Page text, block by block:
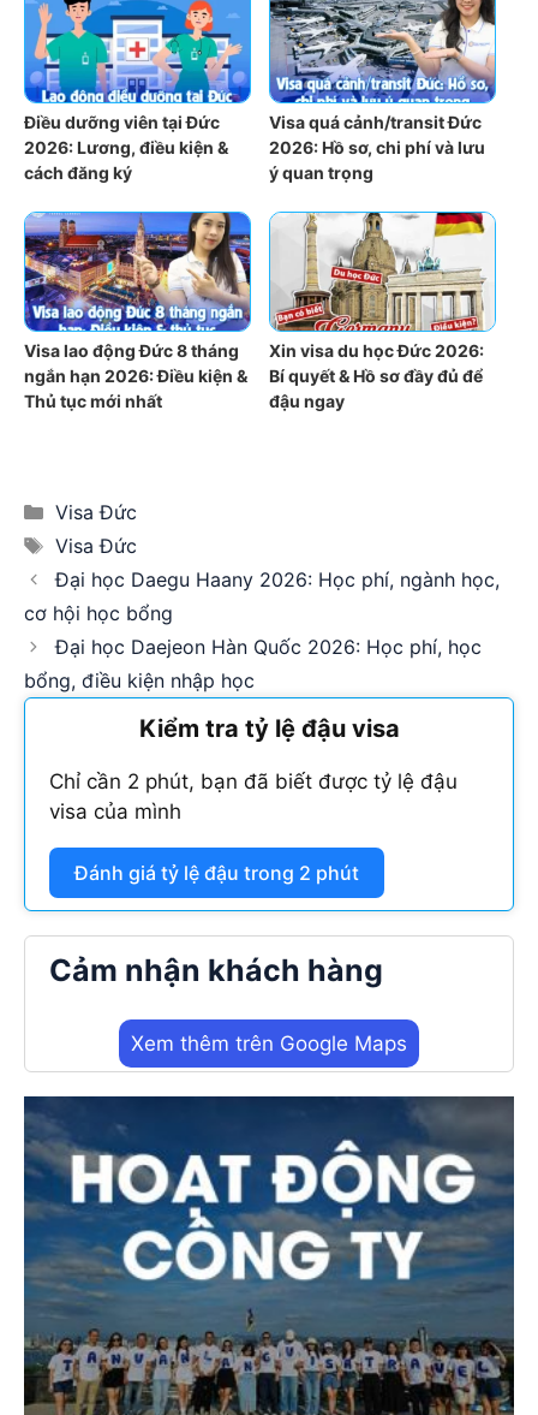
Điều dưỡng viên tại Đức
2026: Lương, điều kiện &
cách đăng ký
Visa quá cảnh/transit Đức
2026: Hồ sơ, chi phí và lưu
ý quan trọng
Visa lao động Đức 8 tháng
ngắn hạn 2026: Điều kiện &
Thủ tục mới nhất
Xin visa du học Đức 2026:
Bí quyết & Hồ sơ đầy đủ để
đậu ngay
Categories
Visa Đức
Tags
Visa Đức
Đại học Daegu Haany 2026: Học phí, ngành học,
cơ hội học bổng
Đại học Daejeon Hàn Quốc 2026: Học phí, học
bổng, điều kiện nhập học
Kiểm tra tỷ lệ đậu visa
Chỉ cần 2 phút, bạn đã biết được tỷ lệ đậu
visa của mình
Đánh giá tỷ lệ đậu trong 2 phút
Cảm nhận khách hàng
Xem thêm trên Google Maps